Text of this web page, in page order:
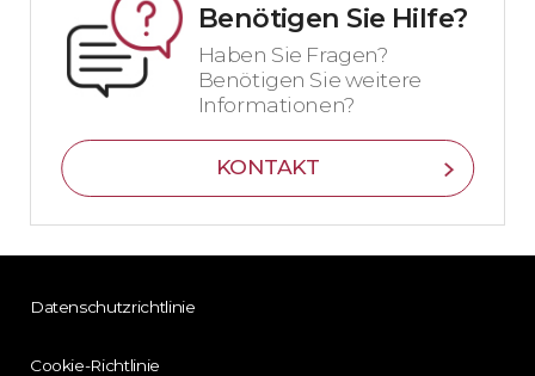
Benötigen Sie Hilfe?
Haben Sie Fragen?
Benötigen Sie weitere
Informationen?
KONTAKT
Datenschutzrichtlinie
Cookie-Richtlinie